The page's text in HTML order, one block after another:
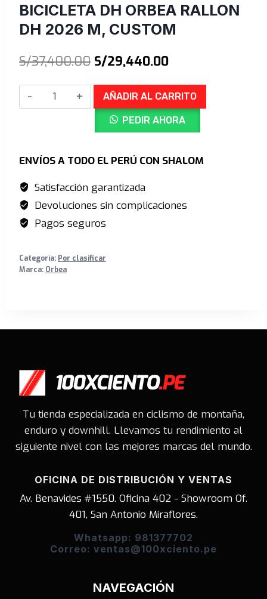
BICICLETA DH ORBEA RALLON
DH 2026 M, CUSTOM
S/37,400.00 El
precio
original
era:
S/29,440.00El
precio
actual
es:
Bicicleta
DH
DH
M,
Custom
cantidad
AÑADIR AL CARRITO
PEDIR AHORA
ENVÍOS A TODO EL PERÚ CON SHALOM
Satisfacción garantizada
Devoluciones sin complicaciones
Pagos seguros
Categoría: Por clasificar
Marca: Orbea
Tu tienda especializada en ciclismo de montaña,
enduro y downhill. Llevamos tu rendimiento al
siguiente nivel con las mejores marcas del mundo.
OFICINA DE DISTRIBUCIÓN Y VENTAS
Av. Benavides #1550. Oficina 402 - Showroom Of.
401, San Antonio Miraflores.
Whatsapp: 981377702
Correo: ventas@100xciento.pe
NAVEGACIÓN